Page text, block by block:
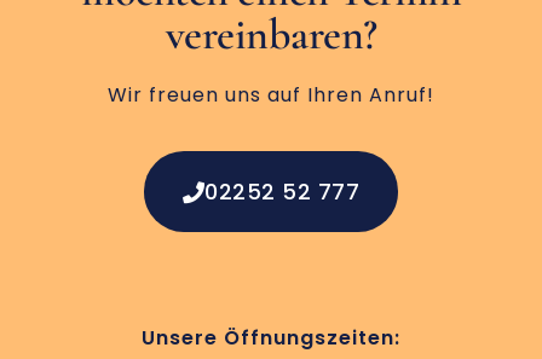
vereinbaren?
Wir freuen uns auf Ihren Anruf!
02252 52 777
Unsere Öffnungszeiten: